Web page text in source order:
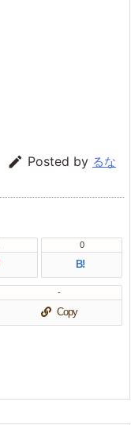
 Posted by るな
B!
0
Copy
-